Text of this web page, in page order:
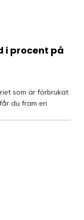
i procent på
som är förbrukat
du fram en